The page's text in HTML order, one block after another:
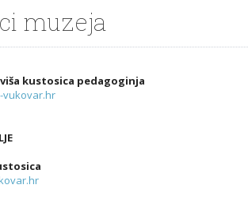
muzeja
kustosica pedagoginja
vukovar.hr